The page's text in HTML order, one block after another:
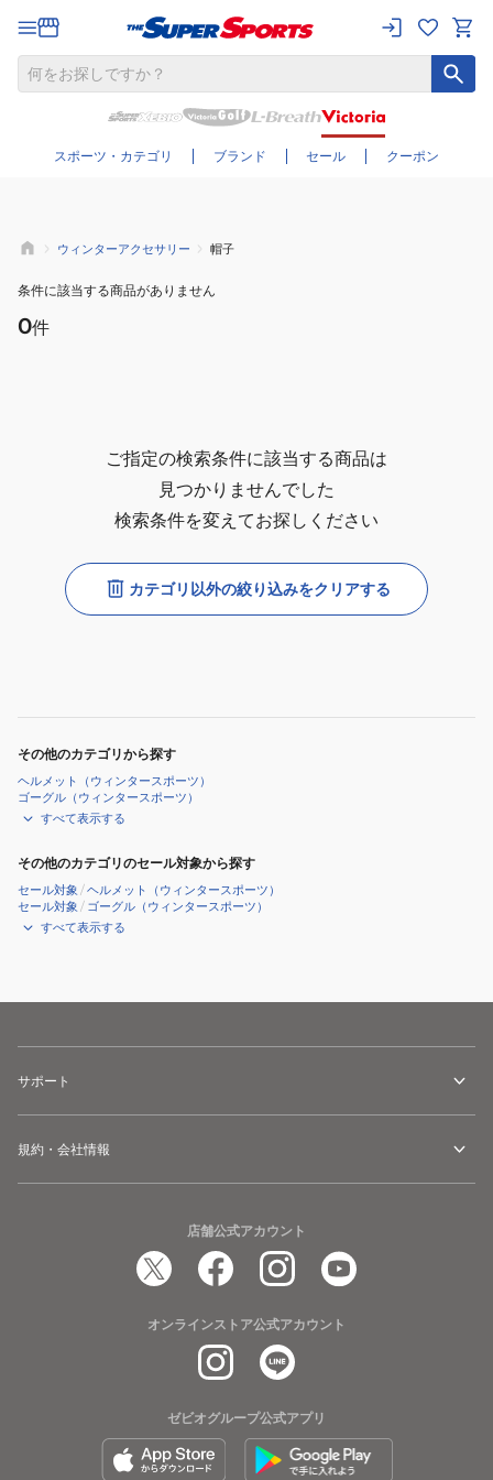
スポーツ・カテゴリ ブランド セール クーポン
さらに絞り込む
ウィンターアクセサリー 帽子
条件に該当する商品がありません
0件
ご指定の検索条件に該当する商品は
見つかりませんでした
検索条件を変えてお探しください
カテゴリ以外の絞り込みをクリアする
その他のカテゴリから探す
ヘルメット（ウィンタースポーツ）
ゴーグル（ウィンタースポーツ）
すべて表示する
その他のカテゴリのセール対象から探す
セール対象 /ヘルメット（ウィンタースポーツ）
セール対象 / ゴーグル（ウィンタースポーツ）
すべて表示する
サポート
規約・会社情報
店舗公式アカウント
オンラインストア公式アカウント
ゼビオグループ公式アプリ